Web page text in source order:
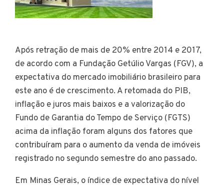
Após retração de mais de 20% entre 2014 e 2017,
de acordo com a Fundação Getúlio Vargas (FGV), a
expectativa do mercado imobiliário brasileiro para
este ano é de crescimento. A retomada do PIB,
inflação e juros mais baixos e a valorização do
Fundo de Garantia do Tempo de Serviço (FGTS)
acima da inflação foram alguns dos fatores que
contribuíram para o aumento da venda de imóveis
registrado no segundo semestre do ano passado.
Em Minas Gerais, o índice de expectativa do nível